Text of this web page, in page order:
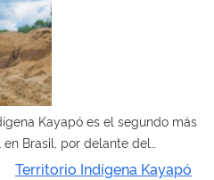
Kayapó es el segundo más
Brasil, por delante del
semana pasada se produjeron
Territorio Indígena Kayapó